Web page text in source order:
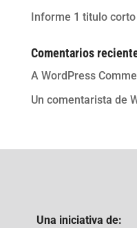
Informe 1 titulo corto
Comentarios
A WordPress
Un comentarista de
Una iniciativa de: